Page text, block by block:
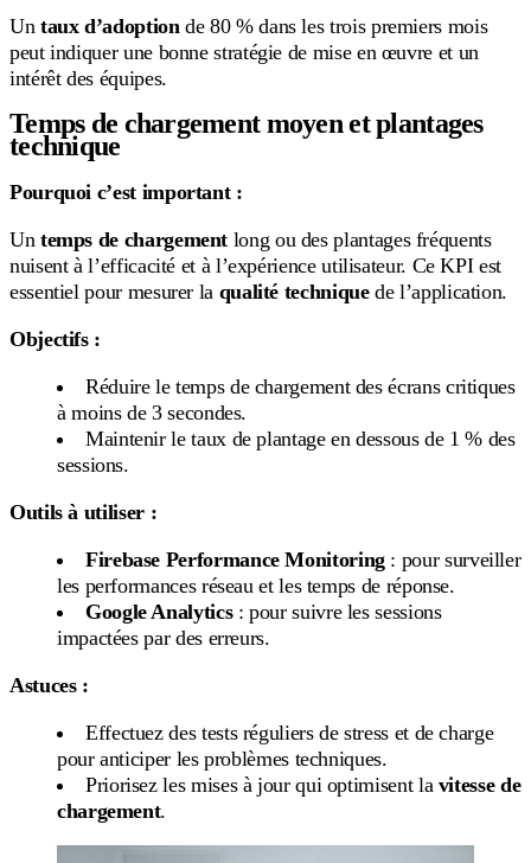
Un taux d’adoptionde 80 % dans les trois premiers mois
peut indiquer une bonne stratégie de mise en œuvre et un
intérêt des équipes.
Temps de chargement moyen et plantages
technique
Pourquoi c’est important :
Un temps de chargement long ou des plantages fréquents
nuisent à l’efficacité et à l’expérience utilisateur. Ce KPI est
essentiel pour mesurer la qualité techniquede l’application.
Objectifs :
Réduire le temps de chargement des écrans critiques
à moins de 3 secondes.
Maintenir le taux de plantage en dessous de 1 % des
sessions.
Outils à utiliser :
Firebase Performance Monitoring: pour surveiller
les performances réseau et les temps de réponse.
Google Analytics: pour suivre les sessions
impactées par des erreurs.
Astuces :
Effectuez des tests réguliers de stress et de charge
pour anticiper les problèmes techniques.
Priorisez les mises à jour qui optimisent la vitesse de
chargement.